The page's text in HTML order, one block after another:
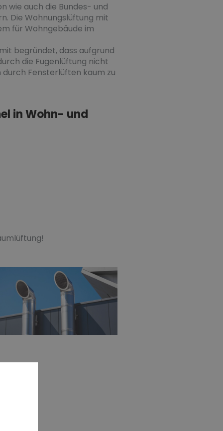
wie auch die Bundes- und
Die Wohnungslüftung mit
für Wohngebäude im
begründet, dass aufgrund
die Fugenlüftung nicht
Fensterlüften kaum zu
in Wohn- und